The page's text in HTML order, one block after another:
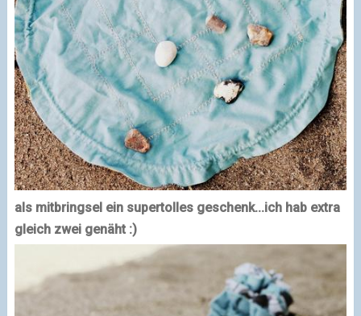
als mitbringsel ein supertolles geschenk...ich hab extra
gleich zwei genäht :)